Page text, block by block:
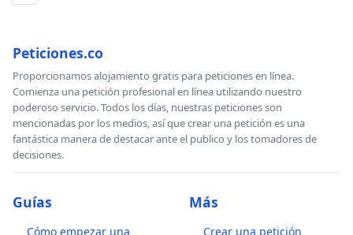
Peticiones.co
Proporcionamos alojamiento gratis para peticiones en línea.
Comienza una petición profesional en línea utilizando nuestro
poderoso servicio. Todos los días, nuestras peticiones son
mencionadas por los medios, así que crear una petición es una
fantástica manera de destacar ante el publico y los tomadores de
decisiones.
Guías
Cómo empezar una
Más
Crear una petición